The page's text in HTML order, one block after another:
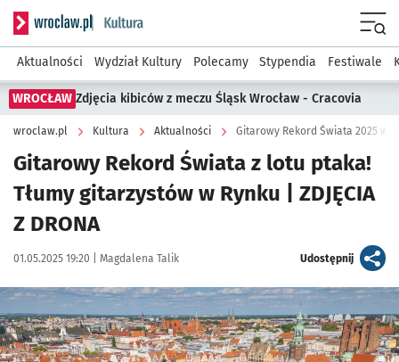
Serwis informacyjny wroclaw.pl podserwis: Kultura
Aktualności Wydział Kultury Polecamy Stypendia Festiwale
WROCŁAW Zdjęcia kibiców z meczu Śląsk Wrocław - Cracovia
wroclaw.pl Kultura Aktualności Gitarowy Rekord Świata 2025
Gitarowy Rekord Świata z lotu ptaka!
Tłumy gitarzystów w Rynku | ZDJĘCIA
Z DRONA
Data publikacji:
01.05.2025 19:20 | Autor:
Magdalena Talik Udostępnijartykuł
Kliknij, aby zobaczyć galerię